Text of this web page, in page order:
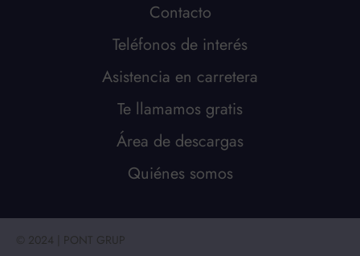
Contacto
Teléfonos de interés
Asistencia en carretera
Te llamamos gratis
Área de descargas
Quiénes somos
© 2024 | PONT GRUP